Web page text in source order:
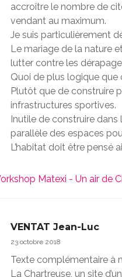
accroître le nombre de
vendant au maximum.
Je suis particulièrement
Le mariage de la nature
lutter contre les
Quoi de plus logique que
Plutôt que de construire
infrastructures sportives.
Inutile de construire
parallèle des espaces
L’habitat doit être pensé
Matexi - Un air de
VENTAT Jean-Luc
23 octobre 2018
Texte complémentaire à
La Chartreuse, un site